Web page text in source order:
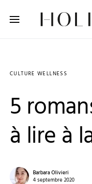
CULTURE WELLNESS
5
à lire à
Barbara Olivieri
4 septembre 2020